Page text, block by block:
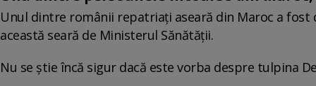
Unul dintre românii repatriați aseară din Maroc a
această seară de Ministerul Sănătății.
Nu se știe încă sigur dacă este vorba despre tulpina